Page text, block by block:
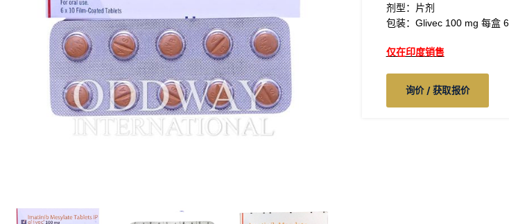
剂型：片剂
包装：Glivec 100 mg 每盒
仅在印度销售
询价 / 获取报价